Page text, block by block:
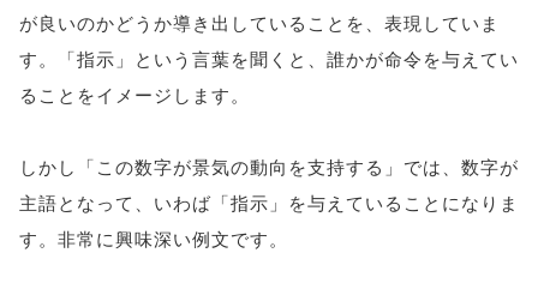
が良いのかどうか導き出していることを、表現していま
す。「指示」という言葉を聞くと、誰かが命令を与えてい
ることをイメージします。
しかし「この数字が景気の動向を支持する」では、数字が
主語となって、いわば「指示」を与えていることになりま
す。非常に興味深い例文です。